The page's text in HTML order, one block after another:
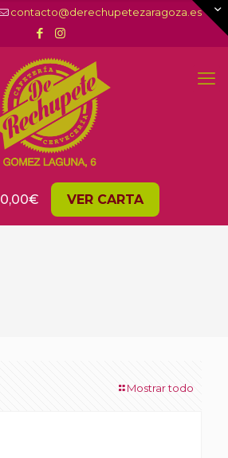
contacto@derechupetezaragoza.es
0,00€ VER CARTA
Mostrar todo